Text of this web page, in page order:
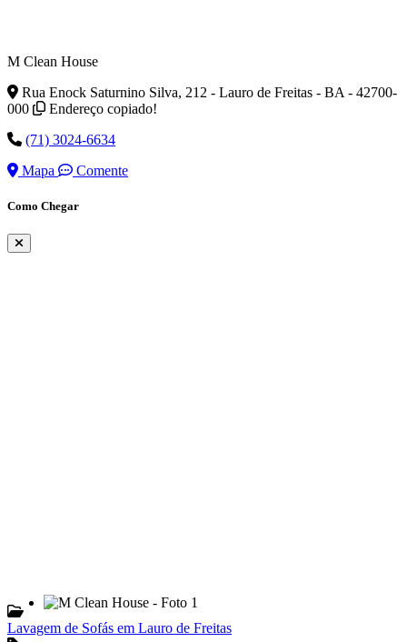
M Clean House
Rua Enock Saturnino Silva, 212 - Lauro de Freitas - BA - 42700-
000
Endereço copiado!
(71) 3024-6634
Mapa
Comente
Como Chegar
Lavagem de Sofás em Lauro de Freitas